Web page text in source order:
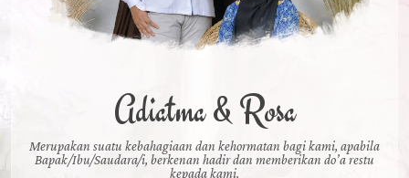
Adiatma & Rosa
Merupakan suatu kebahagiaan dan kehormatan bagi kami, apabila
Bapak/Ibu/Saudara/i, berkenan hadir dan memberikan do’a restu
kepada kami.